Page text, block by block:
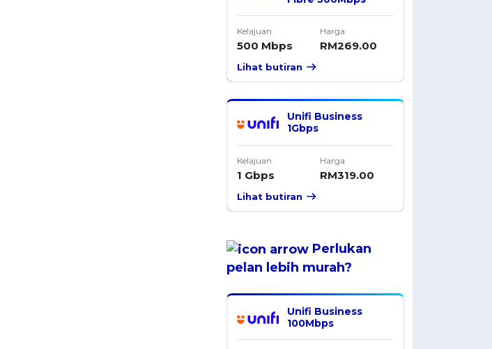
Kelajuan
500 Mbps
Harga
RM269.00
Lihat butiran
Unifi Business
1Gbps
Kelajuan
1 Gbps
Harga
RM319.00
Lihat butiran
Perlukan
pelan lebih murah?
Unifi Business
100Mbps